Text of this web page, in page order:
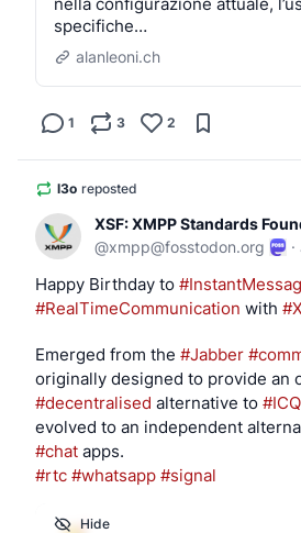
specifiche…
alanleoni.ch
1 3 2
l3o reposted
XSF: XMPP Standards
@xmpp@fosstodon.org ·
Happy Birthday to #
#RealTimeCommunication with #
Emerged from the #Jabber #
#decentralised alternative to #ICQ
#chat apps.
#rtc #whatsapp #signal
Hide